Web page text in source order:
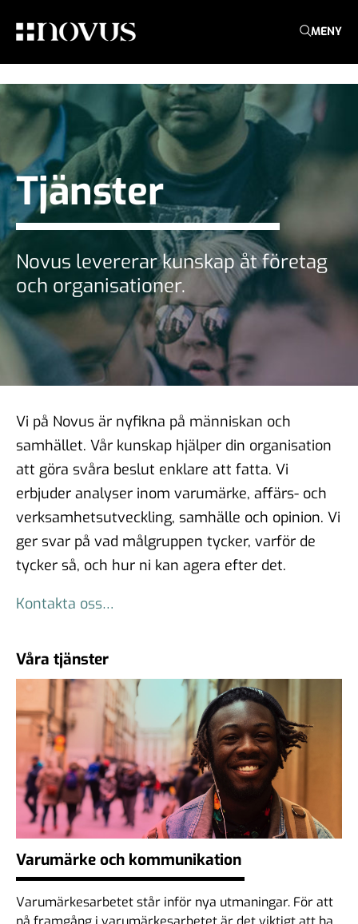
MENY
Tjänster
Novus levererar kunskap åt företag
och organisationer.
Vi på Novus är nyfikna på människan och
samhället. Vår kunskap hjälper din organisation
att göra svåra beslut enklare att fatta. Vi
erbjuder analyser inom varumärke, affärs- och
verksamhetsutveckling, samhälle och opinion. Vi
ger svar på vad målgruppen tycker, varför de
tycker så, och hur ni kan agera efter det.
Kontakta oss…
Våra tjänster
Varumärke och kommunikation
Varumärkesarbetet står inför nya utmaningar. För att